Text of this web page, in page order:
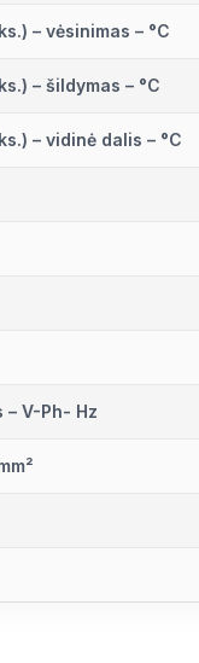
– vėsinimas – °C
– šildymas – °C
– vidinė dalis – °C
V-Ph- Hz